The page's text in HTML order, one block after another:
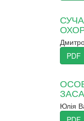
PDF
Юлія